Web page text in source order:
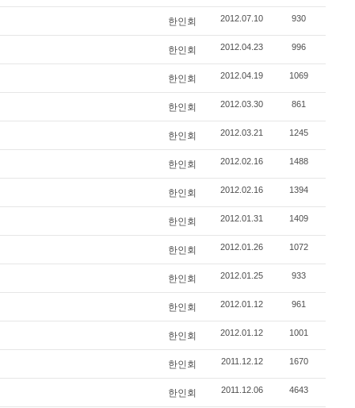
한인회 2012.07.10 930
한인회 2012.04.23 996
한인회 2012.04.19 1069
한인회 2012.03.30 861
한인회 2012.03.21 1245
한인회 2012.02.16 1488
한인회 2012.02.16 1394
한인회 2012.01.31 1409
한인회 2012.01.26 1072
한인회 2012.01.25 933
한인회 2012.01.12 961
한인회 2012.01.12 1001
한인회 2011.12.12 1670
한인회 2011.12.06 4643